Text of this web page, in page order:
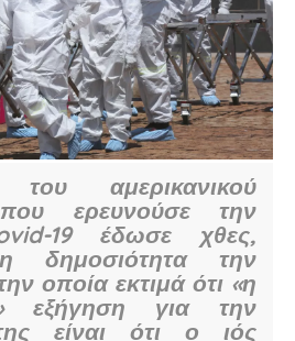
του αμερικανικού
ερευνούσε την
19 έδωσε χθες,
δημοσιότητα την
οποία εκτιμά ότι «η
εξήγηση για την
είναι ότι ο ιός